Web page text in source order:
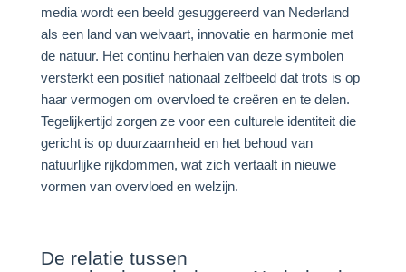
media wordt een beeld gesuggereerd van Nederland
als een land van welvaart, innovatie en harmonie met
de natuur. Het continu herhalen van deze symbolen
versterkt een positief nationaal zelfbeeld dat trots is op
haar vermogen om overvloed te creëren en te delen.
Tegelijkertijd zorgen ze voor een culturele identiteit die
gericht is op duurzaamheid en het behoud van
natuurlijke rijkdommen, wat zich vertaalt in nieuwe
vormen van overvloed en welzijn.
De relatie tussen